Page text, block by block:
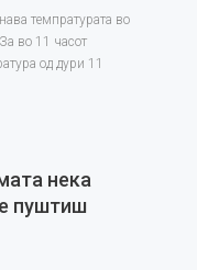
темпратурата во
во 11 часот
од дури 11
нека
пуштиш